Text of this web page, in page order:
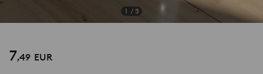
1 / 3
7,49 EUR